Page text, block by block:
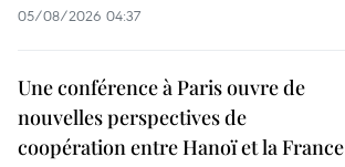
05/08/2026 04:37
Une conférence à Paris ouvre de
nouvelles perspectives de
coopération entre Hanoï et la France